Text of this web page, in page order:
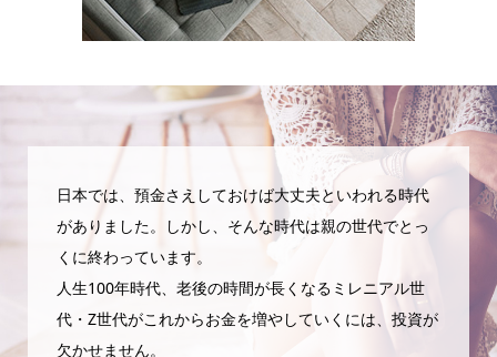
日本では、預金さえしておけば大丈夫といわれる時代
がありました。しかし、そんな時代は親の世代でとっ
くに終わっています。
人生100年時代、老後の時間が長くなるミレニアル世
代・Z世代がこれからお金を増やしていくには、投資が
欠かせません。